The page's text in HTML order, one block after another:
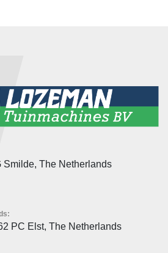
Smilde, The Netherlands
PC Elst, The Netherlands